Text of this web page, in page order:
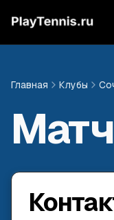
Главная Клубы